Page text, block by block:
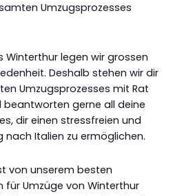
Umzugsprozesses
Winterthur legen wir grossen
Deshalb stehen wir dir
Umzugsprozesses mit Rat
beantworten gerne all deine
dir einen stressfreien und
nach Italien zu ermöglichen.
von unserem besten
für Umzüge von Winterthur